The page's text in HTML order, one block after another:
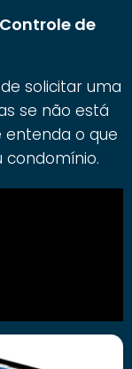
de
solicitar uma
se não está
entenda o que